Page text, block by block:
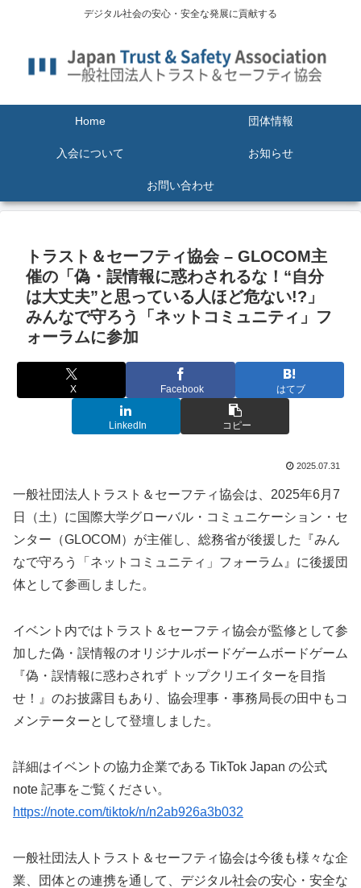
デジタル社会の安心・安全な発展に貢献する
Home 団体情報
入会について お知らせ
お問い合わせ
トラスト＆セーフティ協会 – GLOCOM主
催の「偽・誤情報に惑わされるな！“自分
は大丈夫”と思っている人ほど危ない!?」
みんなで守ろう「ネットコミュニティ」フ
ォーラムに参加
X Facebook はてブ
LinkedIn コピー
2025.07.31
一般社団法人トラスト＆セーフティ協会は、2025年6月7
日（土）に国際大学グローバル・コミュニケーション・セ
ンター（GLOCOM）が主催し、総務省が後援した『みん
なで守ろう「ネットコミュニティ」フォーラム』に後援団
体として参画しました。
イベント内ではトラスト＆セーフティ協会が監修として参
加した偽・誤情報のオリジナルボードゲームボードゲーム
『偽・誤情報に惑わされず トップクリエイターを目指
せ！』のお披露目もあり、協会理事・事務局長の田中もコ
メンテーターとして登壇しました。
詳細はイベントの協力企業である TikTok Japan の公式
note 記事をご覧ください。
https://note.com/tiktok/n/n2ab926a3b032
一般社団法人トラスト＆セーフティ協会は今後も様々な企
業、団体との連携を通して、デジタル社会の安心・安全な